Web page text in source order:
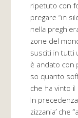
ripetuto con
pregare “in
nella
zone del
susciti in tutti
è andato con
so quanto
che ha vinto il
In
zizzania’ che